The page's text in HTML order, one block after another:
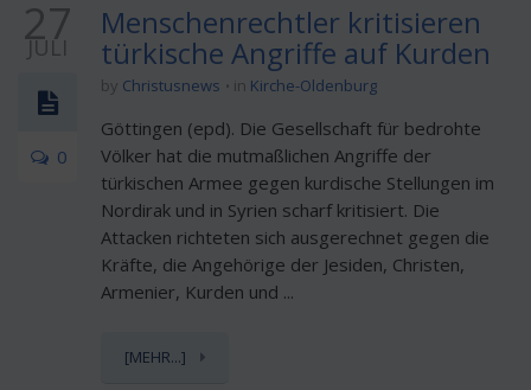
27
JULI
0
Menschenrechtler kritisieren
türkische Angriffe auf Kurden
by Christusnews in Kirche-Oldenburg
Göttingen (epd). Die Gesellschaft für bedrohte
Völker hat die mutmaßlichen Angriffe der
türkischen Armee gegen kurdische Stellungen im
Nordirak und in Syrien scharf kritisiert. Die
Attacken richteten sich ausgerechnet gegen die
Kräfte, die Angehörige der Jesiden, Christen,
Armenier, Kurden und ...
[MEHR...]